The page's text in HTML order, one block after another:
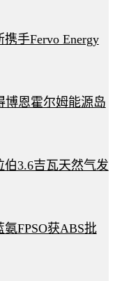
手Fervo Energy
博恩霍尔姆能源岛
3.6吉瓦天然气发
FPSO获ABS批